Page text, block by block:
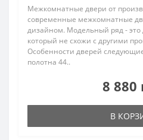
Межкомнатные двери от
современные межкомнатные
дизайном. Модельный ряд - это
который не схожи с другими
Особенности дверей
полотна 44..
8 880
В